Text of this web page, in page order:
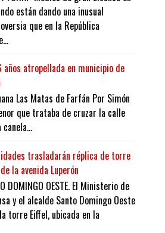
están dando una inusual
que en la República
años atropellada en municipio de
Las Matas de Farfán Por Simón
que trataba de cruzar la calle
trasladarán réplica de torre
la avenida Luperón
DOMINGO OESTE. El Ministerio de
y el alcalde Santo Domingo Oeste
torre Eiffel, ubicada en la